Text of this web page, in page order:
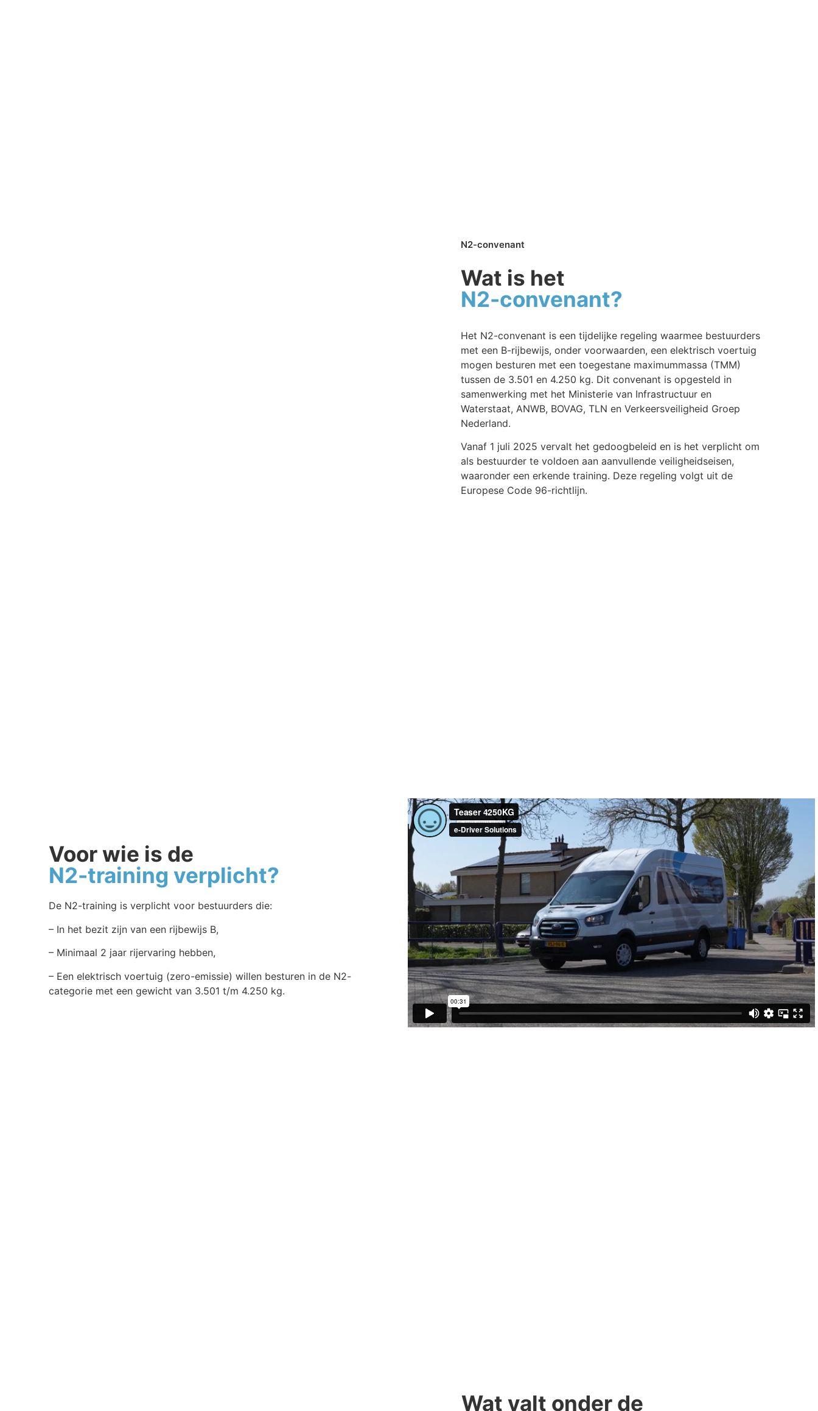
N2-convenant
Wat is het
N2-convenant?
Het N2-convenant is een tijdelijke regeling waarmee bestuurders
met een B-rijbewijs, onder voorwaarden, een elektrisch voertuig
mogen besturen met een toegestane maximummassa (TMM)
tussen de 3.501 en 4.250 kg. Dit convenant is opgesteld in
samenwerking met het Ministerie van Infrastructuur en
Waterstaat, ANWB, BOVAG, TLN en Verkeersveiligheid Groep
Nederland.
Vanaf 1 juli 2025 vervalt het gedoogbeleid en is het verplicht om
als bestuurder te voldoen aan aanvullende veiligheidseisen,
waaronder een erkende training. Deze regeling volgt uit de
Europese Code 96-richtlijn.
Voor wie is de
N2-training verplicht?
De N2-training is verplicht voor bestuurders die:
– In het bezit zijn van een rijbewijs B,
– Minimaal 2 jaar rijervaring hebben,
– Een elektrisch voertuig (zero-emissie) willen besturen in de N2-
categorie met een gewicht van 3.501 t/m 4.250 kg.
Wat valt onder de